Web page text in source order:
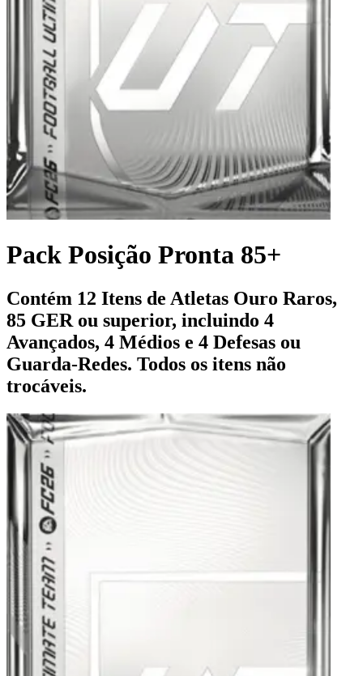
Pack Posição Pronta 85+
Contém 12 Itens de Atletas Ouro Raros,
85 GER ou superior, incluindo 4
Avançados, 4 Médios e 4 Defesas ou
Guarda-Redes. Todos os itens não
trocáveis.